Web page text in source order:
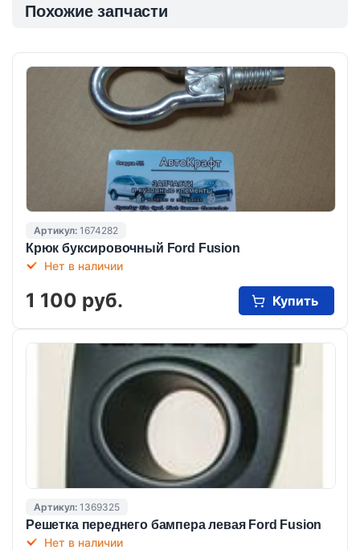
Похожие запчасти
Артикул: 1674282
Крюк буксировочный Ford Fusion
Нет в наличии
1 100 руб. Купить
Артикул: 1369325
Решетка переднего бампера левая Ford Fusion
Нет в наличии